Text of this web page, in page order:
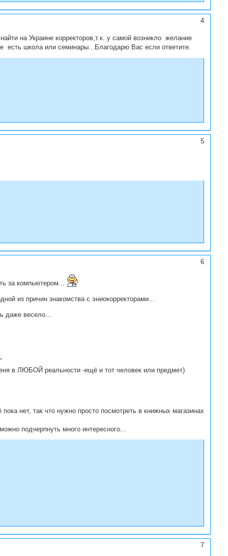
4
на Украине корректоров,т.к. у самой возникло желание
есть школа или семинары...Благодарю Вас если ответите.
5
6
за компьютером...
из причин знакомства с эниокорректорами...
даже весело...
в ЛЮБОЙ реальности -ещё и тот человек или предмет)
нет, так что нужно просто посмотреть в книжных магазинах
подчерпнуть много интересного...
7